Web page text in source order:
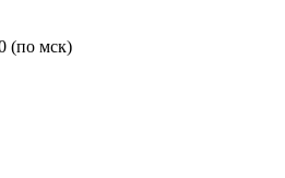
(по мск)